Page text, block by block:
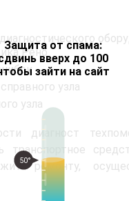
Защита от спама:
вверх до 100
зайти на сайт
50°
Рено
узла
узла
диагност
транспортное
ремонту,